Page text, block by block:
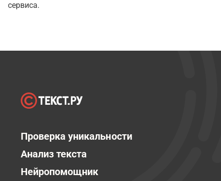
сервиса.
Проверка уникальности
Анализ текста
Нейропомощник